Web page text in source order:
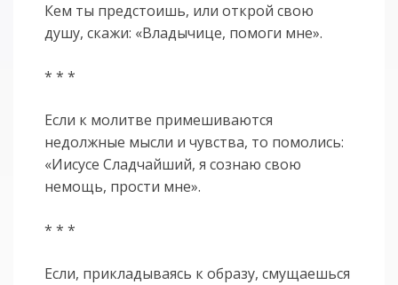
Кем ты предстоишь, или открой свою
душу, скажи: «Владычице, помоги мне».
* * *
Если к молитве примешиваются
недолжные мысли и чувства, то помолись:
«Иисусе Сладчайший, я сознаю свою
немощь, прости мне».
* * *
Если, прикладываясь к образу, смущаешься